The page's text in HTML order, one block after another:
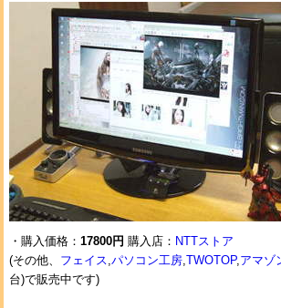
・購入価格： 17800円 購入店： NTTストア
(その他、 フェイス,パソコン工房,TWOTOP,アマゾ
台)で販売中です)